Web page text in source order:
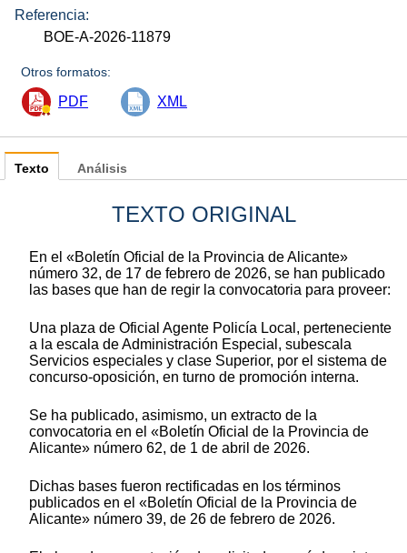
Referencia:
BOE-A-2026-11879
Otros formatos:
PDF XML
Texto
TEXTO ORIGINAL
En el «Boletín Oficial de la Provincia de Alicante»
número 32, de 17 de febrero de 2026, se han publicado
las bases que han de regir la convocatoria para proveer:
Una plaza de Oficial Agente Policía Local, perteneciente
a la escala de Administración Especial, subescala
Servicios especiales y clase Superior, por el sistema de
concurso-oposición, en turno de promoción interna.
Se ha publicado, asimismo, un extracto de la
convocatoria en el «Boletín Oficial de la Provincia de
Alicante» número 62, de 1 de abril de 2026.
Dichas bases fueron rectificadas en los términos
publicados en el «Boletín Oficial de la Provincia de
Alicante» número 39, de 26 de febrero de 2026.
Análisis